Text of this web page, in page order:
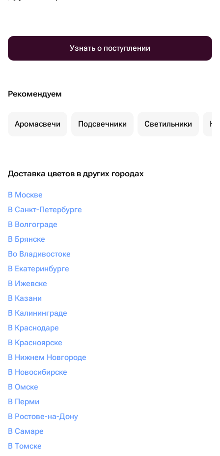
Узнать о поступлении
Рекомендуем
Аромасвечи Подсвечники Светильники
Доставка цветов в других городах
В Москве
В Санкт-Петербурге
В Волгограде
В Брянске
Во Владивостоке
В Екатеринбурге
В Ижевске
В Казани
В Калининграде
В Краснодаре
В Красноярске
В Нижнем Новгороде
В Новосибирске
В Омске
В Перми
В Ростове-на-Дону
В Самаре
В Томске